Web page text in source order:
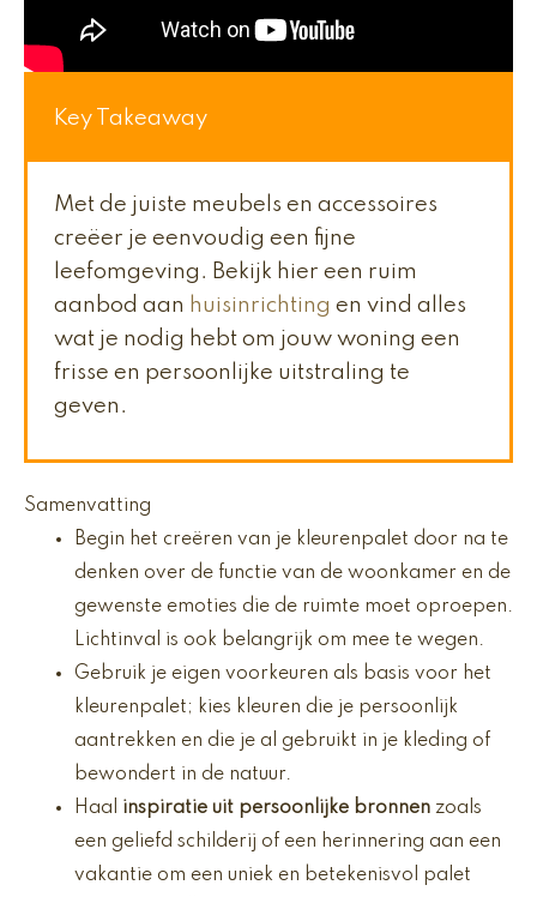
Key Takeaway
Met de juiste meubels en accessoires
creëer je eenvoudig een fijne
leefomgeving. Bekijk hier een ruim
aanbod aan huisinrichting en vind alles
wat je nodig hebt om jouw woning een
frisse en persoonlijke uitstraling te
geven.
Samenvatting
Begin het creëren van je kleurenpalet door na te
denken over de functie van de woonkamer en de
gewenste emoties die de ruimte moet oproepen.
Lichtinval is ook belangrijk om mee te wegen.
Gebruik je eigen voorkeuren als basis voor het
kleurenpalet; kies kleuren die je persoonlijk
aantrekken en die je al gebruikt in je kleding of
bewondert in de natuur.
Haal inspiratie uit persoonlijke bronnen zoals
een geliefd schilderij of een herinnering aan een
vakantie om een uniek en betekenisvol palet